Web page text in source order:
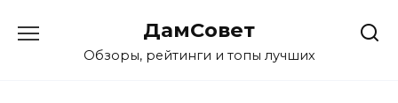
содержанию
ДамСовет
Обзоры, рейтинги и топы лучших